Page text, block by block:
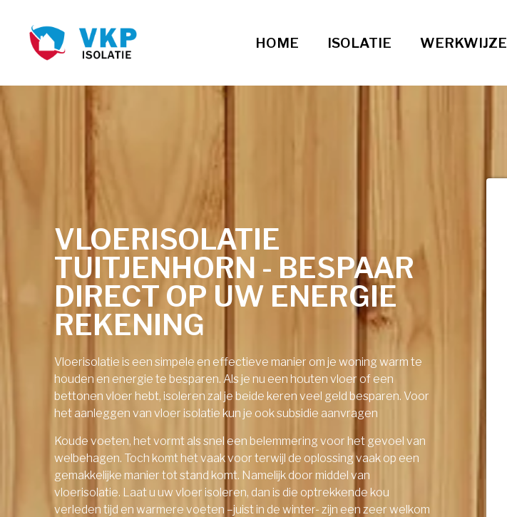
HOME ISOLATIE WERKWIJZE
VLOERISOLATIE
TUITJENHORN - BESPAAR
DIRECT OP UW ENERGIE
REKENING
Vloerisolatie is een simpele en effectieve manier om je woning warm te
houden en energie te besparen. Als je nu een houten vloer of een
bettonen vloer hebt, isoleren zal je beide keren veel geld besparen. Voor
het aanleggen van vloer isolatie kun je ook subsidie aanvragen
Koude voeten, het vormt als snel een belemmering voor het gevoel van
welbehagen. Toch komt het vaak voor terwijl de oplossing vaak op een
gemakkelijke manier tot stand komt. Namelijk door middel van
vloerisolatie. Laat u uw vloer isoleren, dan is die optrekkende kou
verleden tijd en warmere voeten –juist in de winter- zijn een zeer welkom